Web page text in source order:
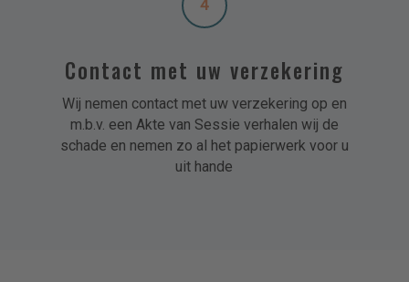
4
Contact met uw verzekering
Wij nemen contact met uw verzekering op en
m.b.v. een Akte van Sessie verhalen wij de
schade en nemen zo al het papierwerk voor u
uit hande